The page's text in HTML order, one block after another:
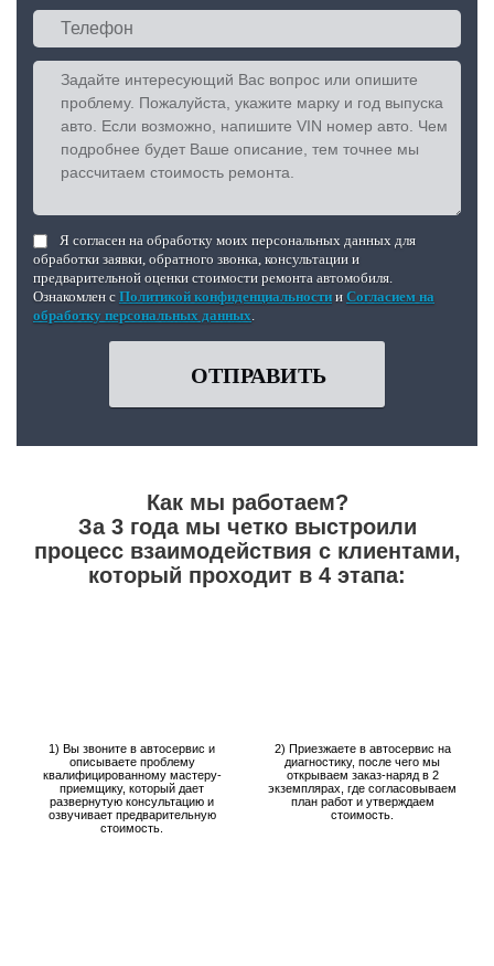
Я согласен на обработку моих персональных данных для
обработки заявки, обратного звонка, консультации и
предварительной оценки стоимости ремонта автомобиля.
Ознакомлен с Политикой конфиденциальности и Согласием на
обработку персональных данных.
ОТПРАВИТЬ
Как мы работаем?
За 3 года мы четко выстроили
процесс взаимодействия с клиентами,
который проходит в 4 этапа:
1) Вы звоните в автосервис и
описываете проблему
квалифицированному мастеру-
приемщику, который дает
развернутую консультацию и
озвучивает предварительную
стоимость.
2) Приезжаете в автосервис на
диагностику, после чего мы
открываем заказ-наряд в 2
экземплярах, где согласовываем
план работ и утверждаем
стоимость.